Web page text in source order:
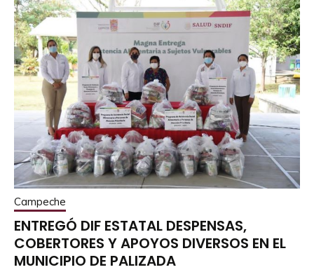
Campeche
ENTREGÓ DIF ESTATAL DESPENSAS,
COBERTORES Y APOYOS DIVERSOS EN EL
MUNICIPIO DE PALIZADA